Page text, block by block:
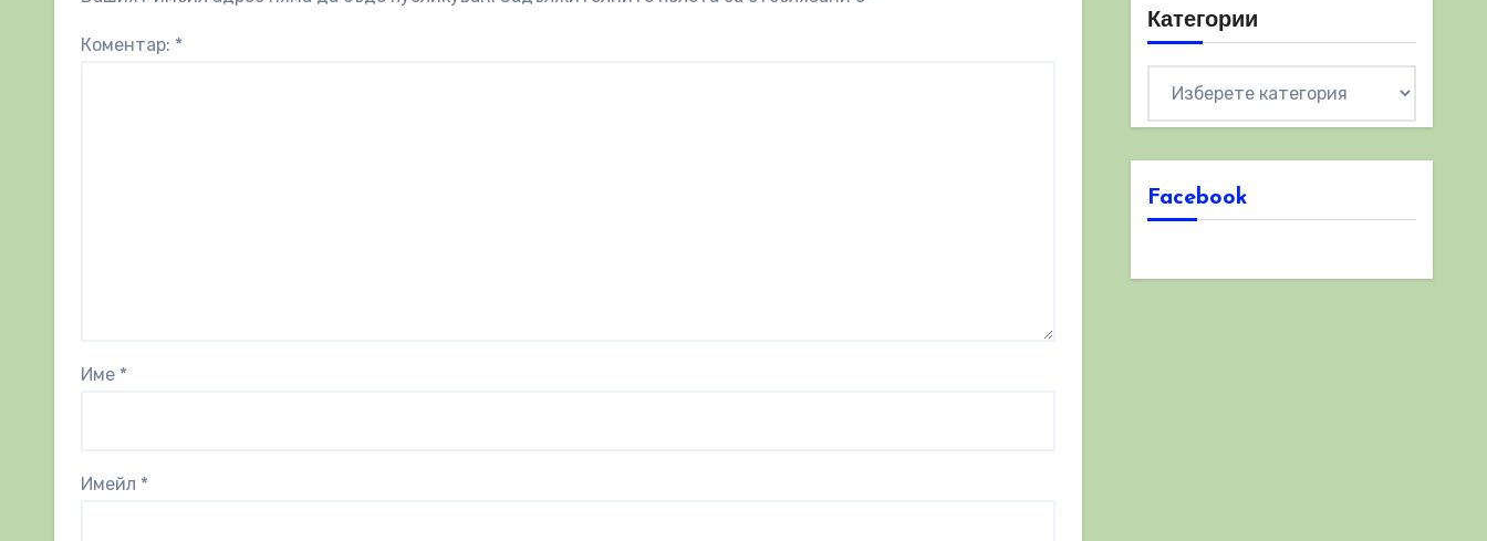
Коментар: *
Име *
Имейл *
Категории
Facebook